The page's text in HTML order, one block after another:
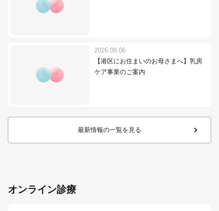
2026.08.06
【港区にお住まいのお母さまへ】乳房
ケア事業のご案内
最新情報の一覧を見る
オンライン診療